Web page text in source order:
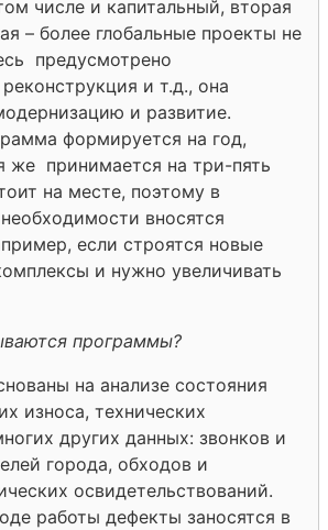
числе и капитальный, вторая
– более глобальные проекты не
предусмотрено
и т.д., она
и развитие.
формируется на год,
же принимается на три-пять
на месте, поэтому в
вносятся
если строятся новые
и нужно увеличивать
программы?
на анализе состояния
износа, технических
других данных: звонков и
города, обходов и
освидетельствований.
работы дефекты заносятся в